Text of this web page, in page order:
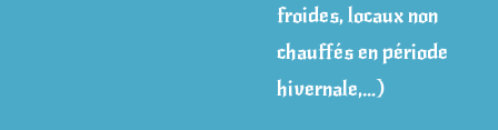
froides, locaux non
chauffés en période
hivernale,…)